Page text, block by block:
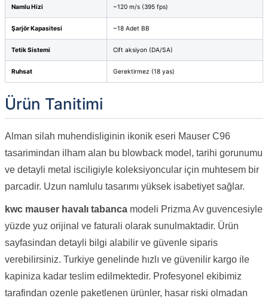
Namlu Hizi ~120 m/s (395 fps)
Şarjör Kapasitesi ~18 Adet BB
Tetik Sistemi Cift aksiyon (DA/SA)
Ruhsat Gerektirmez (18 yas)
Ürün Tanitimi
Alman silah muhendisliginin ikonik eseri Mauser C96
tasarimindan ilham alan bu blowback model, tarihi gorunumu
ve detayli metal isciligiyle koleksiyoncular için muhtesem bir
parcadir. Uzun namlulu tasarımı yüksek isabetiyet sağlar.
kwc mauser havalı tabanca modeli Prizma Av guvencesiyle
yüzde yuz orijinal ve faturali olarak sunulmaktadir. Ürün
sayfasindan detayli bilgi alabilir ve güvenle siparis
verebilirsiniz. Turkiye genelinde hızlı ve güvenilir kargo ile
kapiniza kadar teslim edilmektedir. Profesyonel ekibimiz
tarafindan ozenle paketlenen ürünler, hasar riski olmadan